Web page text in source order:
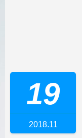
19
2018.11